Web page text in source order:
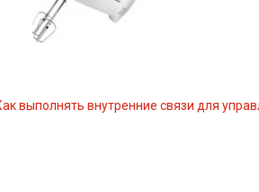
выполнять внутренние связи для